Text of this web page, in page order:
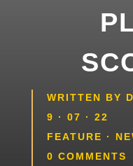
WRITTEN BY
9 · 07 · 22
FEATURE ·
0 COMMENTS